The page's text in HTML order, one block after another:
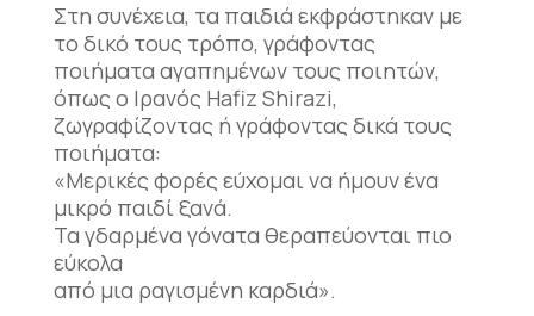
Στη συνέχεια, τα παιδιά εκφράστηκαν με
το δικό τους τρόπο, γράφοντας
ποιήματα αγαπημένων τους ποιητών,
όπως ο Ιρανός Hafiz Shirazi,
ζωγραφίζοντας ή γράφοντας δικά τους
ποιήματα:
«Μερικές φορές εύχομαι να ήμουν ένα
μικρό παιδί ξανά.
Τα γδαρμένα γόνατα θεραπεύονται πιο
εύκολα
από μια ραγισμένη καρδιά».